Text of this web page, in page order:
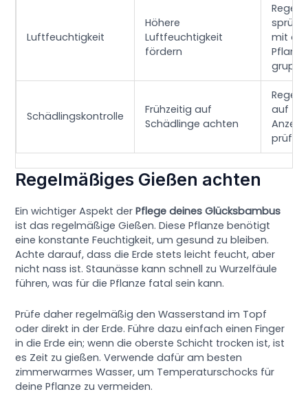
Luftfeuchtigkeit
Höhere
Luftfeuchtigkeit
fördern
mit
Schädlingskontrolle
Frühzeitig auf
Schädlinge achten
auf
prüfen
Regelmäßiges Gießen achten
Ein wichtiger Aspekt derPflege deines Glücksbambus
ist das regelmäßige Gießen. Diese Pflanze benötigt
eine konstante Feuchtigkeit, um gesund zu bleiben.
Achte darauf, dass die Erde stets leicht feucht, aber
nicht nass ist. Staunässe kann schnell zu Wurzelfäule
führen, was für die Pflanze fatal sein kann.
Prüfe daher regelmäßig den Wasserstand im Topf
oder direkt in der Erde. Führe dazu einfach einen Finger
in die Erde ein; wenn die oberste Schicht trocken ist, ist
es Zeit zu gießen. Verwende dafür am besten
zimmerwarmes Wasser, um Temperaturschocks für
deine Pflanze zu vermeiden.